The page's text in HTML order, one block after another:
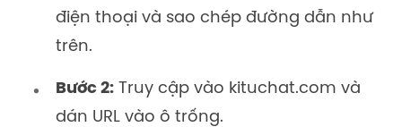
điện thoại và sao chép đường dẫn như
trên.
Bước 2: Truy cập vào kituchat.com và
dán URL vào ô trống.